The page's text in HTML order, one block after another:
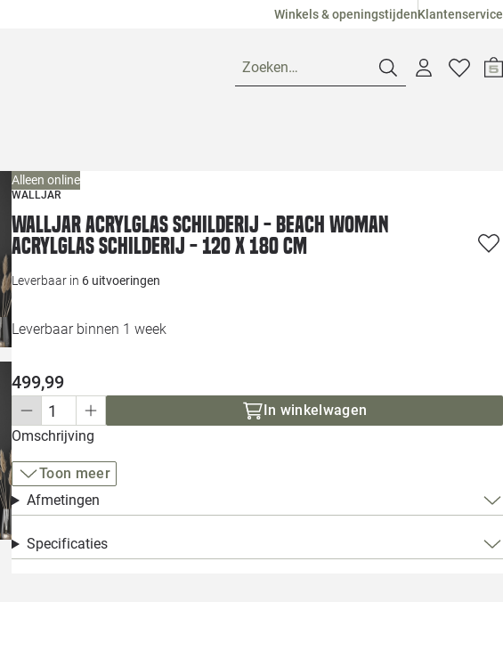
Winkels & openingstijdenKlantenservice
Zoeken…
Winkels
Loods 5
Alle
Alleen online
WALLJAR
Walljar acrylglas schilderij - Beach Woman
Acrylglas schilderij - 120 x 180 cm
Leverbaar in 6 uitvoeringen
Leverbaar binnen 1 week
499,99
In winkelwagen
Omschrijving
Toon meer
Afmetingen
Specificaties